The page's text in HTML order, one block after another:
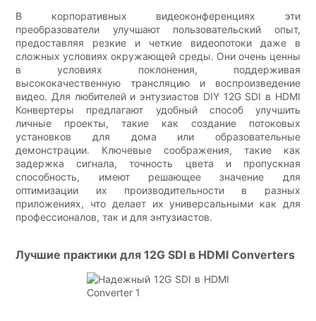
В корпоративных видеоконференциях эти
преобразователи улучшают пользовательский опыт,
предоставляя резкие и четкие видеопотоки даже в
сложных условиях окружающей среды. Они очень ценны
в условиях поклонения, поддерживая
высококачественную трансляцию и воспроизведение
видео. Для любителей и энтузиастов DIY 12G SDI в HDMI
Конвертеры предлагают удобный способ улучшить
личные проекты, такие как создание потоковых
установков для дома или образовательные
демонстрации. Ключевые соображения, такие как
задержка сигнала, точность цвета и пропускная
способность, имеют решающее значение для
оптимизации их производительности в разных
приложениях, что делает их универсальными как для
профессионалов, так и для энтузиастов.
Лучшие практики для 12G SDI в HDMI Converters